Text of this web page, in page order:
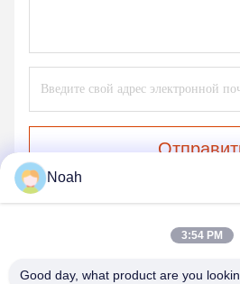
Noah
3:54 PM
Good day, what product are you